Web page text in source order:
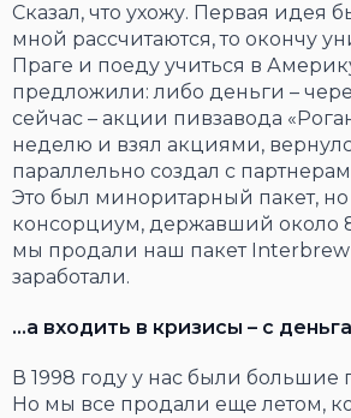
Сказал, что ухожу. Первая идея
мной рассчитаются, то окончу
Праге и поеду учиться в
предложили: либо деньги –
сейчас – акции пивзавода
неделю и взял акциями,
параллельно создал с
Это был миноритарный пакет, но
консорциум, державший около
мы продали наш пакет
заработали.
…а входить в кризисы – с
В 1998 году у нас были
Но мы все продали еще летом,